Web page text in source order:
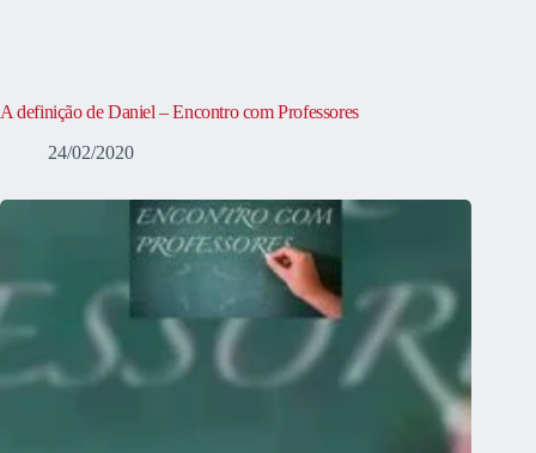
A definição de Daniel – Encontro com Professores
24/02/2020